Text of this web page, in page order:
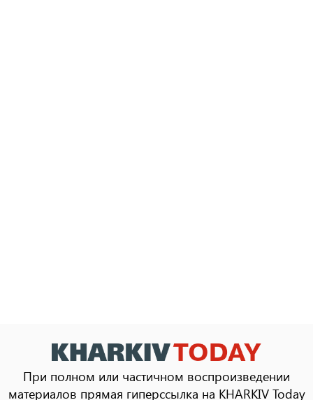
При полном или частичном воспроизведении
материалов прямая гиперссылка на KHARKIV Today